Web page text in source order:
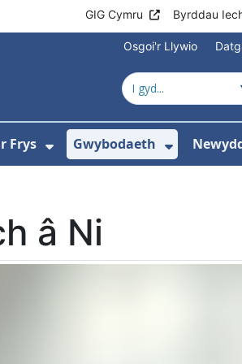
GIG Cymru Byrddau
Osgoi'r Llywio
Amdanom Niar gyfer Cyngor
Frys
Dangos isddewislen ar
Gwybodaeth
Dangos
â Ni